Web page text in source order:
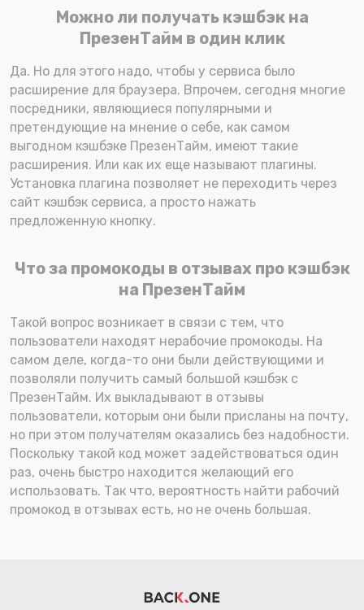
Можно ли получать кэшбэк на
ПрезенТайм в один клик
Да. Но для этого надо, чтобы у сервиса было
расширение для браузера. Впрочем, сегодня многие
посредники, являющиеся популярными и
претендующие на мнение о себе, как самом
выгодном кэшбэке ПрезенТайм, имеют такие
расширения. Или как их еще называют плагины.
Установка плагина позволяет не переходить через
сайт кэшбэк сервиса, а просто нажать
предложенную кнопку.
Что за промокоды в отзывах про кэшбэк
на ПрезенТайм
Такой вопрос возникает в связи с тем, что
пользователи находят нерабочие промокоды. На
самом деле, когда-то они были действующими и
позволяли получить самый большой кэшбэк с
ПрезенТайм. Их выкладывают в отзывы
пользователи, которым они были присланы на почту,
но при этом получателям оказались без надобности.
Поскольку такой код может задействоваться один
раз, очень быстро находится желающий его
использовать. Так что, вероятность найти рабочий
промокод в отзывах есть, но не очень большая.